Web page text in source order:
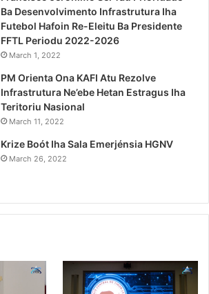
Ba Desenvolvimento Infrastrutura Iha
Futebol Hafoin Re-Eleitu Ba Presidente
FFTL Periodu 2022-2026
March 1, 2022
PM Orienta Ona KAFI Atu Rezolve
Infrastrutura Ne’ebe Hetan Estragus Iha
Teritoriu Nasional
March 11, 2022
Krize Boót Iha Sala Emerjénsia HGNV
March 26, 2022